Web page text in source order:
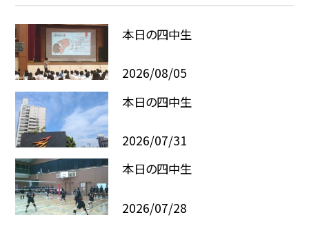
本日の四中生
2026/08/05
本日の四中生
2026/07/31
本日の四中生
2026/07/28